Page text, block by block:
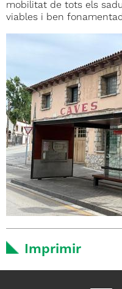
mobilitat de tots els
viables i ben
Imprimir